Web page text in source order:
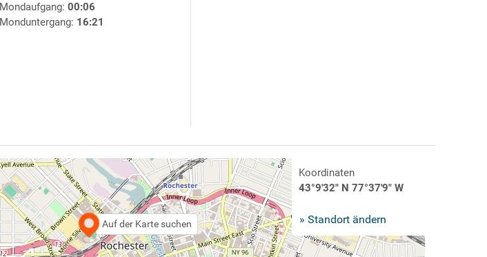
Mondaufgang: 00:06
Monduntergang: 16:21
Auf der Karte suchen
Koordinaten
43°9'32" N 77°37'9" W
» Standort ändern